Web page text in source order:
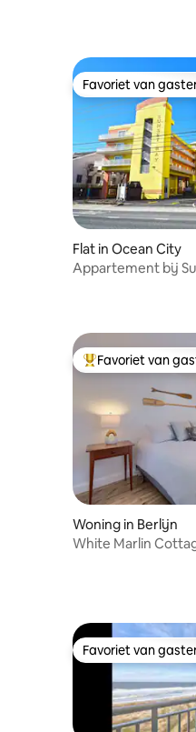
Favoriet van
Favoriet van
Flat in Ocean City
Appartement bij
Topfavoriet van
Favoriet van
Woning in Berlijn
White Marlin
Favoriet van
Favoriet van